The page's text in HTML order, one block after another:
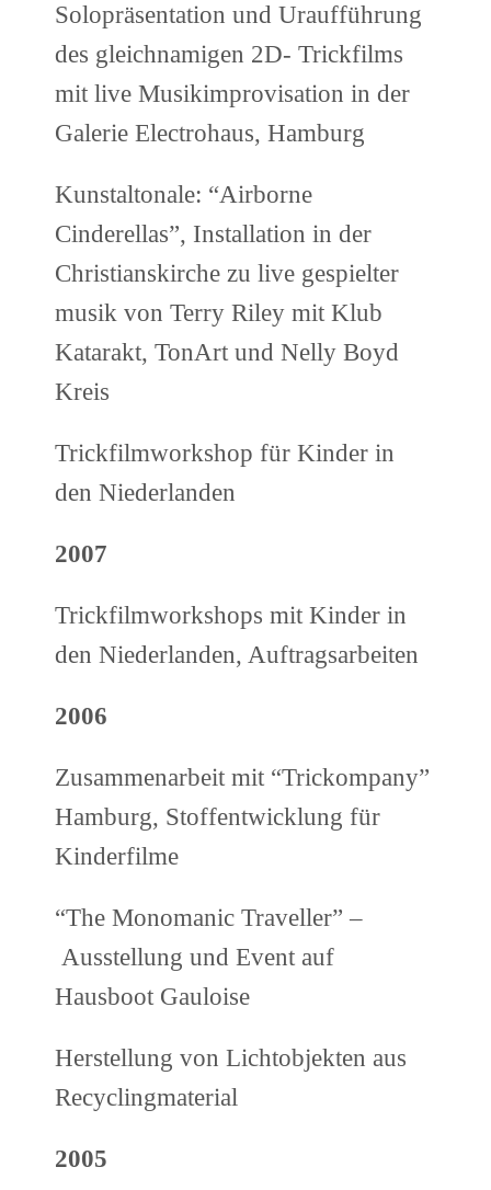
Solopräsentation und Uraufführung
des gleichnamigen 2D- Trickfilms
mit live Musikimprovisation in der
Galerie Electrohaus, Hamburg
Kunstaltonale: “Airborne
Cinderellas”, Installation in der
Christianskirche zu live gespielter
musik von Terry Riley mit Klub
Katarakt, TonArt und Nelly Boyd
Kreis
Trickfilmworkshop für Kinder in
den Niederlanden
2007
Trickfilmworkshops mit Kinder in
den Niederlanden, Auftragsarbeiten
2006
Zusammenarbeit mit “Trickompany”
Hamburg, Stoffentwicklung für
Kinderfilme
“The Monomanic Traveller” –
Ausstellung und Event auf
Hausboot Gauloise
Herstellung von Lichtobjekten aus
Recyclingmaterial
2005